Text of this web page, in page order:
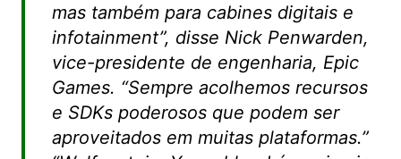
mas também para cabines digitais e
infotainment”, disse Nick Penwarden,
vice-presidente de engenharia, Epic
Games. “Sempre acolhemos recursos
e SDKs poderosos que podem ser
aproveitados em muitas plataformas.”